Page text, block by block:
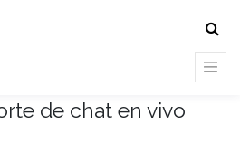
de chat en vivo